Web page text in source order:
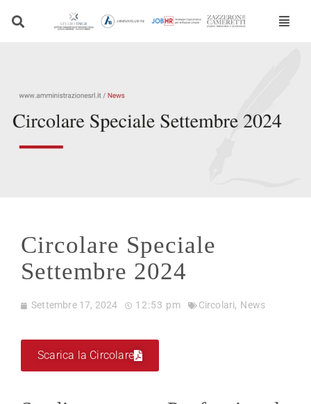
Circolare Speciale
Settembre 2024
Settembre 17, 2024 12:53 pm Circolari, News
Scarica la Circolare